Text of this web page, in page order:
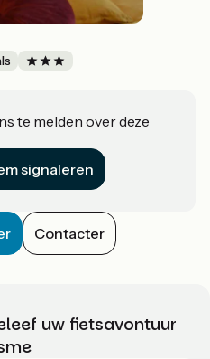
te melden over deze
signaleren
Contacter
uw fietsavontuur